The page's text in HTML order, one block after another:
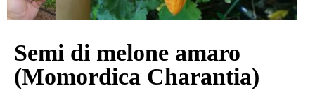
Semi di melone amaro
(Momordica Charantia)